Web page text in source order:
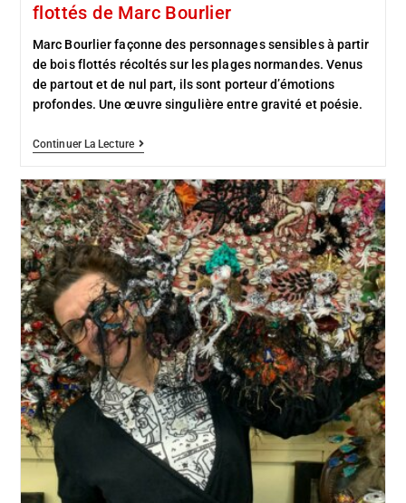
flottés de Marc Bourlier
Marc Bourlier façonne des personnages sensibles à partir
de bois flottés récoltés sur les plages normandes. Venus
de partout et de nul part, ils sont porteur d’émotions
profondes. Une œuvre singulière entre gravité et poésie.
Continuer La Lecture